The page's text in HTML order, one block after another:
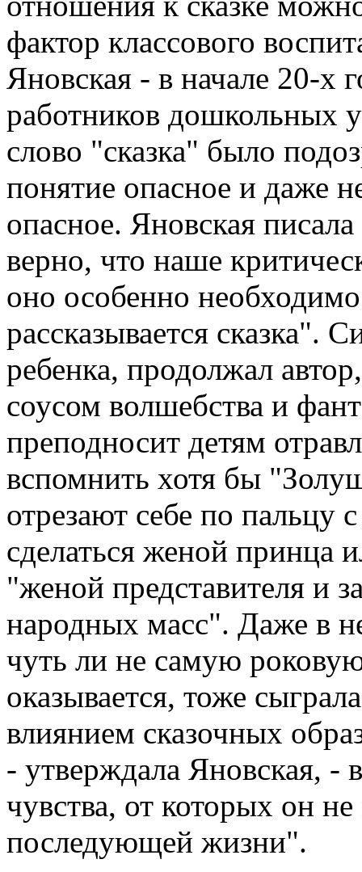
фактор классового
Яновская - в начале 20-х
работников дошкольных
слово "сказка" было
понятие опасное и даже
опасное. Яновская
верно, что наше
оно особенно
рассказывается сказка".
ребенка, продолжал
соусом волшебства и
преподносит детям
вспомнить хотя бы
отрезают себе по пальцу
сделаться женой принца
"женой представителя и
народных масс". Даже в
чуть ли не самую
оказывается, тоже
влиянием сказочных
- утверждала Яновская, -
чувства, от которых он
последующей жизни".